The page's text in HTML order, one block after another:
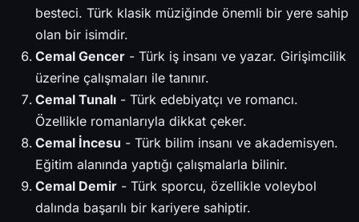
besteci. Türk klasik müziğinde önemli bir yere sahip
olan bir isimdir.
Cemal Gencer - Türk iş insanı ve yazar. Girişimcilik
üzerine çalışmaları ile tanınır.
Cemal Tunalı - Türk edebiyatçı ve romancı.
Özellikle romanlarıyla dikkat çeker.
Cemal İncesu - Türk bilim insanı ve akademisyen.
Eğitim alanında yaptığı çalışmalarla bilinir.
Cemal Demir - Türk sporcu, özellikle voleybol
dalında başarılı bir kariyere sahiptir.